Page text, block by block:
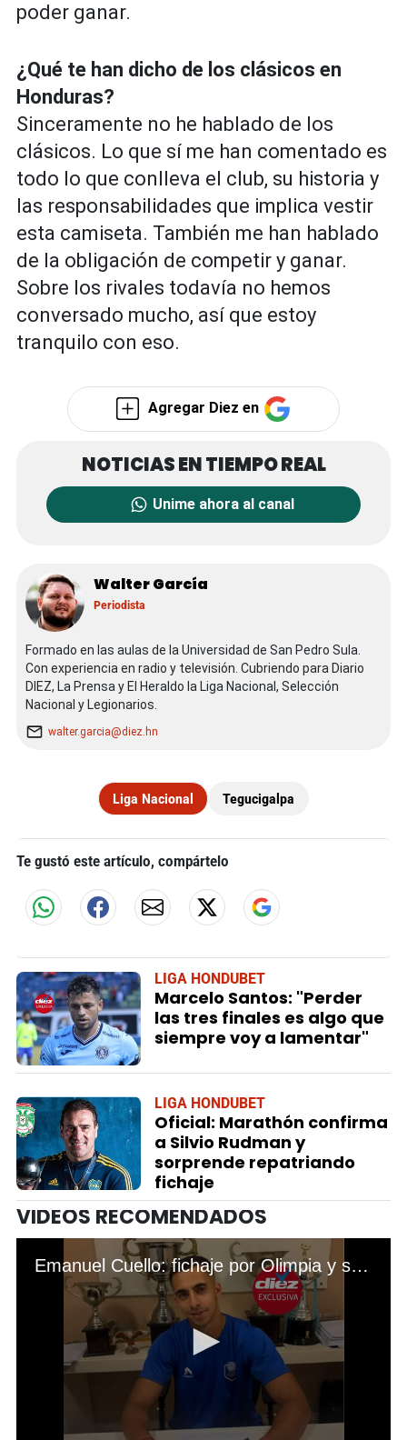
poder ganar.
¿Qué te han dicho de los clásicos en
Honduras?
Sinceramente no he hablado de los
clásicos. Lo que sí me han comentado es
todo lo que conlleva el club, su historia y
las responsabilidades que implica vestir
esta camiseta. También me han hablado
de la obligación de competir y ganar.
Sobre los rivales todavía no hemos
conversado mucho, así que estoy
tranquilo con eso.
Agregar Diez en
Unime ahora al canal
Walter García
Periodista
Formado en las aulas de la Universidad de San Pedro Sula.
Con experiencia en radio y televisión. Cubriendo para Diario
DIEZ, La Prensa y El Heraldo la Liga Nacional, Selección
Nacional y Legionarios.
walter.garcia@diez.hn
Liga Nacional Tegucigalpa
Te gustó este artículo, compártelo
LIGA HONDUBET
Marcelo Santos: "Perder
las tres finales es algo que
siempre voy a lamentar"
LIGA HONDUBET
Oficial: Marathón confirma
a Silvio Rudman y
sorprende repatriando
fichaje
VIDEOS RECOMENDADOS
Emanuel Cuello: fichaje por Olimpia y su promesa: "Prefiero hablar dentro de la cancha"